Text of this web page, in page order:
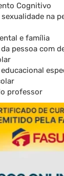
Cognitivo
na
e família
pessoa com
professor